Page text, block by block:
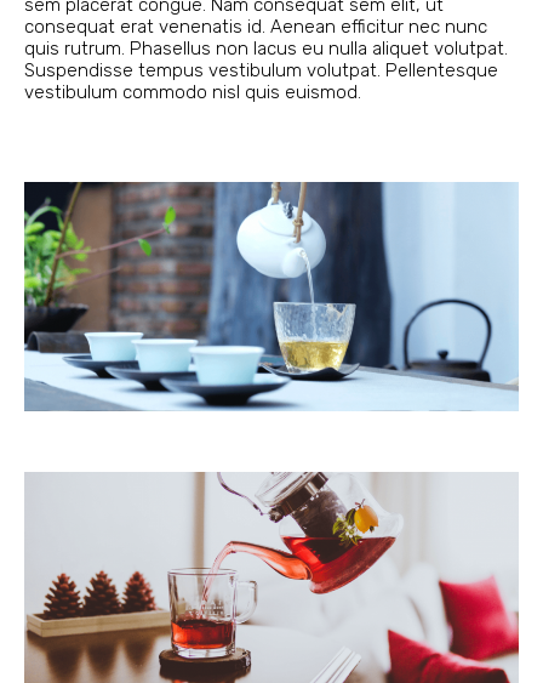
sem placerat congue. Nam consequat sem elit, ut
consequat erat venenatis id. Aenean efficitur nec nunc
quis rutrum. Phasellus non lacus eu nulla aliquet volutpat.
Suspendisse tempus vestibulum volutpat. Pellentesque
vestibulum commodo nisl quis euismod.